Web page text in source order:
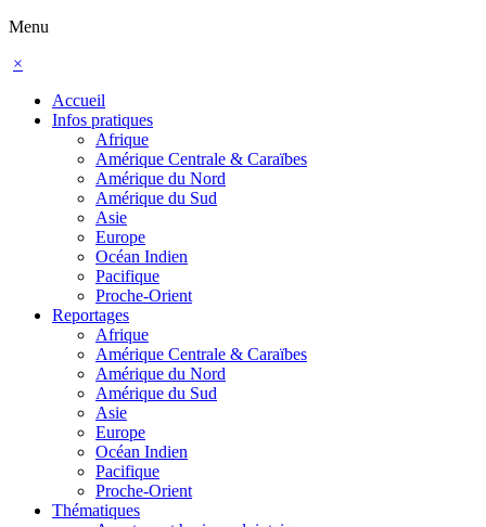
Menu
×
Accueil
Infos pratiques
Afrique
Amérique Centrale & Caraïbes
Amérique du Nord
Amérique du Sud
Asie
Europe
Océan Indien
Pacifique
Proche-Orient
Reportages
Afrique
Amérique Centrale & Caraïbes
Amérique du Nord
Amérique du Sud
Asie
Europe
Océan Indien
Pacifique
Proche-Orient
Thématiques